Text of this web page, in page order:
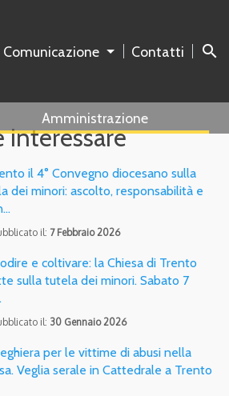
Comunicazione Contatti search
Amministrazione
interessare
il 4° Convegno diocesano sulla
dei minori: ascolto, responsabilità e
il: 7 Febbraio 2026
e coltivare: la Chiesa di Trento
sulla tutela dei minori. Sabato 7
il: 30 Gennaio 2026
per le vittime di abusi nella
Veglia serale in Cattedrale a Trento